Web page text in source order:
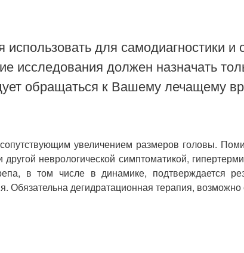
для самодиагностики
исследования должен назначать
обращаться к Вашему лечащему
увеличением размеров головы.
неврологической симптоматикой,
в том числе в динамике, подтверждается
Обязательна дегидратационная терапия,